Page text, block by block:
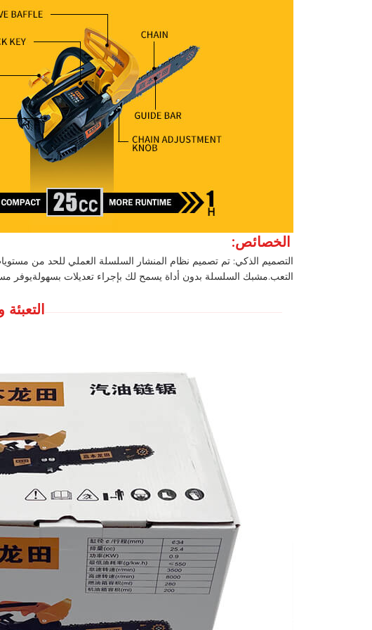
الخصائص:
التصميم الذكي: تم تصميم نظام المنشار السلسلة العملي للحد من
التعب.مشبك السلسلة بدون أداة يسمح لك بإجراء تعديلات بسهولةيوفر